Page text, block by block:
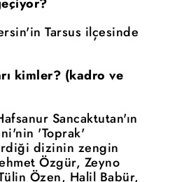
Tarsus ilçesinde
kimler? (kadro ve
Sancaktutan'ın
'Toprak'
dizinin zengin
Özgür, Zeyno
Özen, Halil Babür,